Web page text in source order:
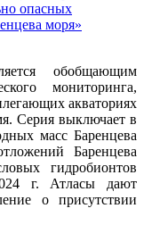
опасных
моря»
обобщающим
мониторинга,
акваториях
Серия выключает в
масс Баренцева
Баренцева
гидробионтов
г. Атласы дают
о присутствии